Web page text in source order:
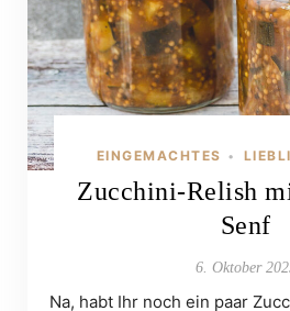
EINGEMACHTES •
Zucchini-Relish
Senf
6. Oktober
Na, habt Ihr noch ein paar